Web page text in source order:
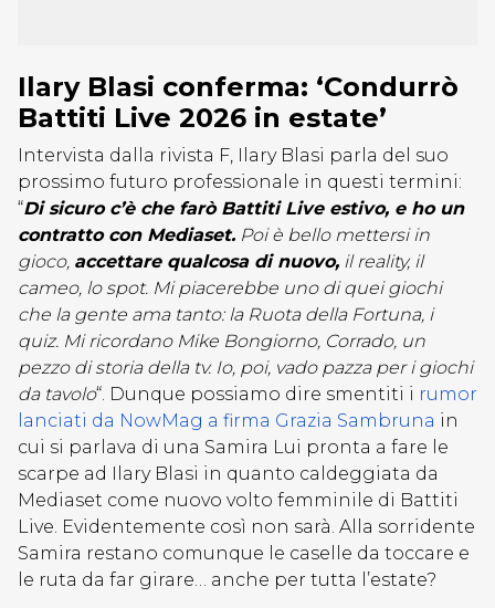
Ilary Blasi conferma: ‘Condurrò
Battiti Live 2026 in estate’
Intervista dalla rivista F, Ilary Blasi parla del suo
prossimo futuro professionale in questi termini:
“Di sicuro c’è che farò Battiti Live estivo, e ho un
contratto con Mediaset. Poi è bello mettersi in
gioco, accettare qualcosa di nuovo, il reality, il
cameo, lo spot. Mi piacerebbe uno di quei giochi
che la gente ama tanto: la Ruota della Fortuna, i
quiz. Mi ricordano Mike Bongiorno, Corrado, un
pezzo di storia della tv. Io, poi, vado pazza per i giochi
da tavolo“. Dunque possiamo dire smentiti i rumor
lanciati da NowMag a firma Grazia Sambruna in
cui si parlava di una Samira Lui pronta a fare le
scarpe ad Ilary Blasi in quanto caldeggiata da
Mediaset come nuovo volto femminile di Battiti
Live. Evidentemente così non sarà. Alla sorridente
Samira restano comunque le caselle da toccare e
le ruta da far girare… anche per tutta l’estate?